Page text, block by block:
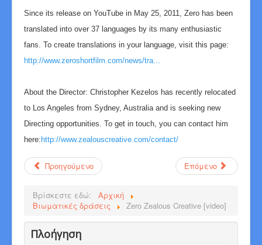
Since its release on YouTube in May 25, 2011, Zero has been
translated into over 37 languages by its many enthusiastic
fans. To create translations in your language, visit this page:
http://www.zeroshortfilm.com/news/tra...
About the Director: Christopher Kezelos has recently relocated
to Los Angeles from Sydney, Australia and is seeking new
Directing opportunities. To get in touch, you can contact him
here: http://www.zealouscreative.com/contact/
Προηγούμενο Επόμενο
Βρίσκεστε εδώ:
Αρχική
Βιωματικές δράσεις
Zero Zealous Creative [video]
Πλοήγηση